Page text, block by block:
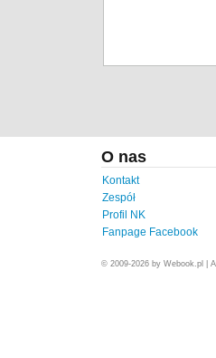
O nas
Kontakt
Zespół
Profil NK
Fanpage Facebook
© 2009-2026 by Webook.pl |